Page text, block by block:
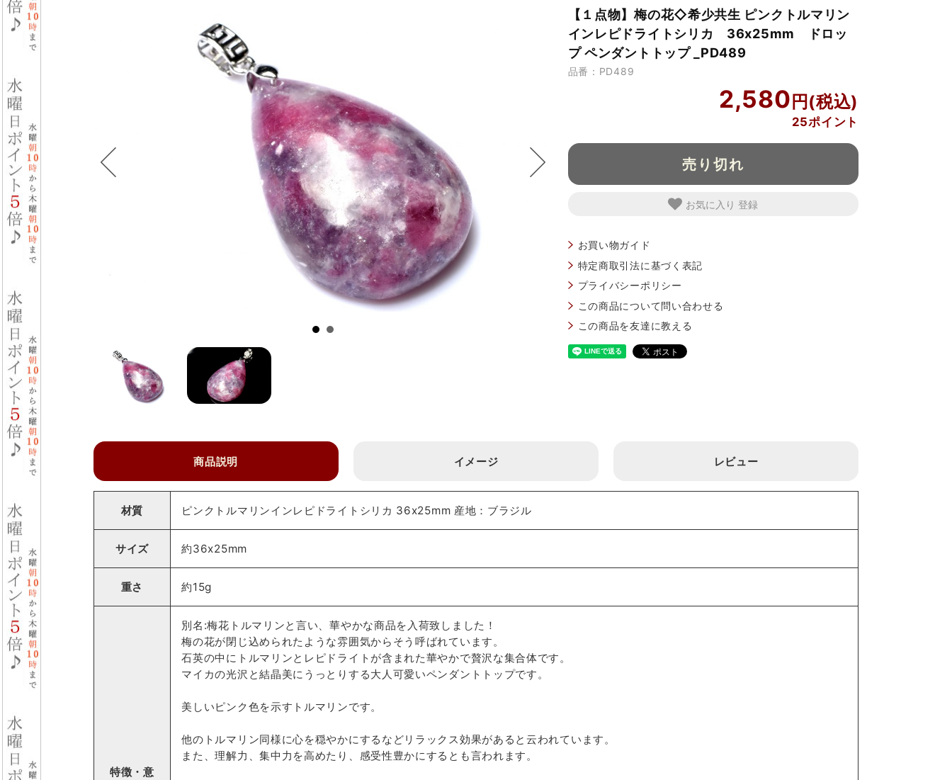
【１点物】梅の花◇希少共生 ピンクトルマリン
インレピドライトシリカ 36x25mm ドロッ
プ ペンダントトップ _PD489
品番：PD489
2,580
25ポイント
売り切れ
お気に入り
お買い物ガイド
特定商取引法に基づく表記
プライバシーポリシー
この商品について問い合わせる
この商品を友達に教える
商品説明 イメージ レビュー
材質 ピンクトルマリンインレピドライトシリカ 36x25mm 産地：ブラジル
サイズ 約36x25mm
重さ 約15g
特徴・意
別名:梅花トルマリンと言い、華やかな商品を入荷致しました！
梅の花が閉じ込められたような雰囲気からそう呼ばれています。
石英の中にトルマリンとレピドライトが含まれた華やかで贅沢な集合体です。
マイカの光沢と結晶美にうっとりする大人可愛いペンダントトップです。
美しいピンク色を示すトルマリンです。
他のトルマリン同様に心を穏やかにするなどリラックス効果があると云われています。
また、理解力、集中力を高めたり、感受性豊かにするとも言われます。